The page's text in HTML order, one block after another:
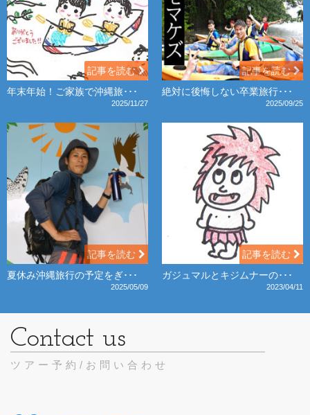
記事を読む
年末年始！ご家族で沖縄旅･･･
2025/11/27
記事を読む
絶対に後悔しない卒業旅行･･･
2025/09/25
記事を読む
夏休み沖縄旅行の予定をぎ･･･
2025/05/09
記事を読む
ガジュマルとキジムナーの･･･
2023/04/11
ツアー予約/お問い合わせ